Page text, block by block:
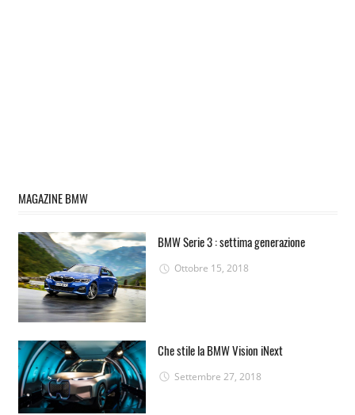
MAGAZINE BMW
BMW Serie 3 : settima generazione
Ottobre 15, 2018
Che stile la BMW Vision iNext
Settembre 27, 2018